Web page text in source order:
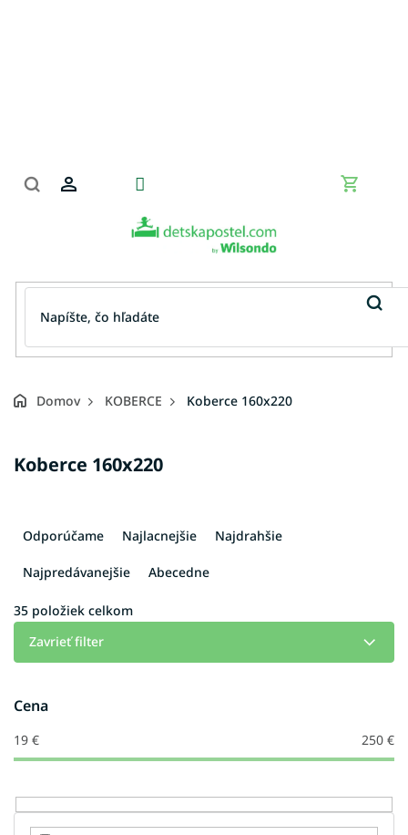
Domov KOBERCE Koberce 160x220
Koberce 160x220
a
i
e
d
u
k
o
v
Odporúčame Najlacnejšie Najdrahšie
Najpredávanejšie Abecedne
35 položiek celkom
Zavrieť filter
Cena
19 € 250 €